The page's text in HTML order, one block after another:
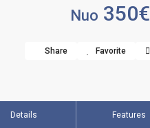
Nuo 350€
Share Favorite
Details Features